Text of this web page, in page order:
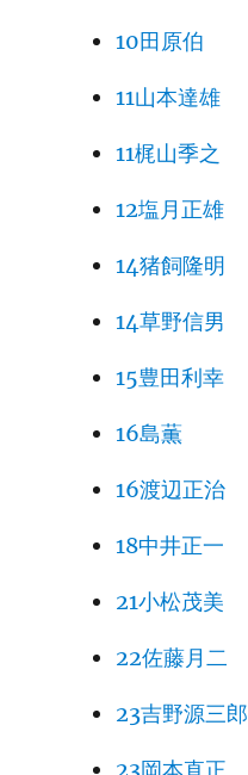
10田原伯
11山本達雄
11梶山季之
12塩月正雄
14猪飼隆明
14草野信男
15豊田利幸
16島薫
16渡辺正治
18中井正一
21小松茂美
22佐藤月二
23吉野源三郎
23岡本直正